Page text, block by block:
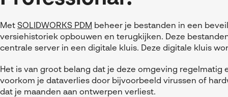
Met SOLIDWORKS PDM beheer je bestanden in een
versiehistoriek opbouwen en terugkijken. Deze
centrale server in een digitale kluis. Deze digitale kluis
Het is van groot belang dat je deze omgeving regelmatig
voorkom je dataverlies door bijvoorbeeld virussen of
dat je maanden aan ontwerpen verliest.